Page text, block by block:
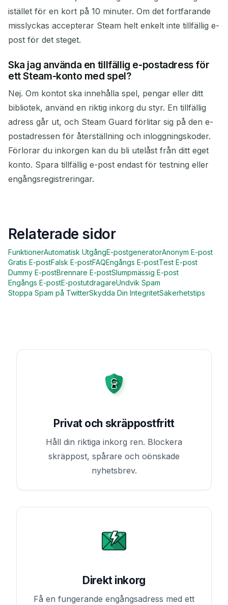
istället för en kort på 10 minuter. Om det fortfarande
misslyckas accepterar Steam helt enkelt inte tillfällig e-
post för det steget.
Ska jag använda en tillfällig e-postadress för
ett Steam-konto med spel?
Nej. Om kontot ska innehålla spel, pengar eller ditt
bibliotek, använd en riktig inkorg du styr. En tillfällig
adress går ut, och Steam Guard förlitar sig på den e-
postadressen för återställning och inloggningskoder.
Förlorar du inkorgen kan du bli utelåst från ditt eget
konto. Spara tillfällig e-post endast för testning eller
engångsregistreringar.
Relaterade sidor
FunktionerAutomatisk UtgångE-postgeneratorAnonym E-post
Gratis E-postFalsk E-postFAQEngångs E-postTest E-post
Dummy E-postBrennare E-postSlumpmässig E-post
Engångs E-postE-postutdragareUndvik Spam
Stoppa Spam på TwitterSkydda Din IntegritetSäkerhetstips
Privat och skräppostfritt
Håll din riktiga inkorg ren. Blockera
skräppost, spårare och oönskade
nyhetsbrev.
Direkt inkorg
Få en fungerande engångsadress med ett